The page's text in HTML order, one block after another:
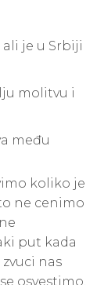
je u Srbiji
molitvu i
među
koliko je
ne cenimo
put kada
nas
osvestimo,